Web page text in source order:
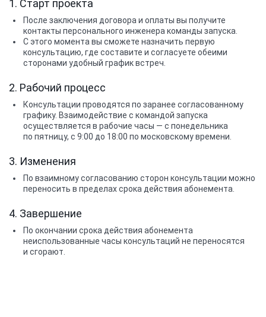
1. Старт проекта
После заключения договора и оплаты вы получите
контакты персонального инженера команды запуска.
С этого момента вы сможете назначить первую
консультацию, где составите и согласуете обеими
сторонами удобный график встреч.
2. Рабочий процесс
Консультации проводятся по заранее согласованному
графику. Взаимодействие с командой запуска
осуществляется в рабочие часы — с понедельника
по пятницу, с 9:00 до 18:00 по московскому времени.
3. Изменения
По взаимному согласованию сторон консультации можно
переносить в пределах срока действия абонемента.
4. Завершение
По окончании срока действия абонемента
неиспользованные часы консультаций не переносятся
и сгорают.